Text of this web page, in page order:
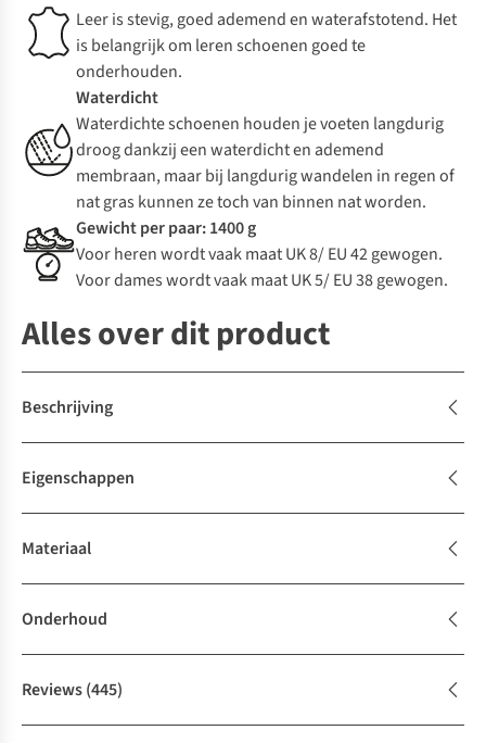
Leer is stevig, goed ademend en waterafstotend. Het
is belangrijk om leren schoenen goed te
onderhouden.
Waterdicht
Waterdichte schoenen houden je voeten langdurig
droog dankzij een waterdicht en ademend
membraan, maar bij langdurig wandelen in regen of
nat gras kunnen ze toch van binnen nat worden.
Gewicht per paar: 1400 g
Voor heren wordt vaak maat UK 8/ EU 42 gewogen.
Voor dames wordt vaak maat UK 5/ EU 38 gewogen.
Alles over dit product
Beschrijving
Eigenschappen
Materiaal
Onderhoud
Reviews(445)